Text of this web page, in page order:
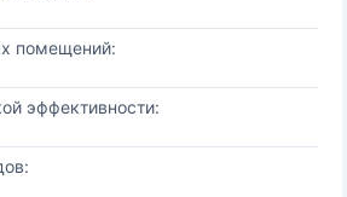
помещений:
эффективности: